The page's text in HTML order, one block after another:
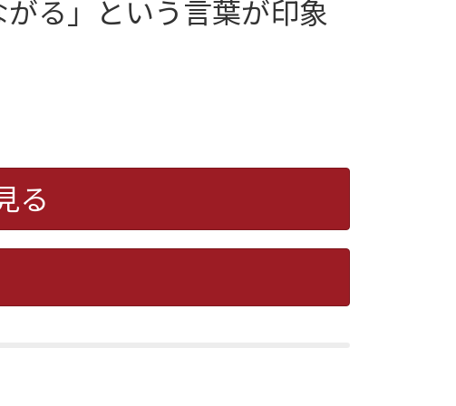
がる」という言葉が印象
る